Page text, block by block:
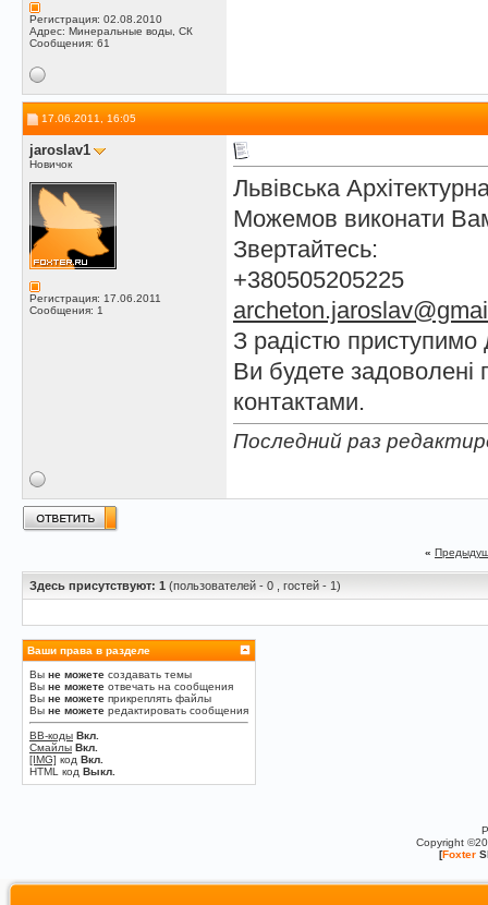
Регистрация: 02.08.2010
Адрес: Минеральные воды, СК
Сообщения: 61
17.06.2011, 16:05
jaroslav1
Новичок
Регистрация: 17.06.2011
Сообщения: 1
Львівська
Можемов виконати
Звертайтесь:
+380505205225
З радістю
Ви будете задоволені
контактами.
Последний раз
«
Здесь присутствуют: 1 (пользователей - 0 , гостей - 1)
Ваши права в разделе
Вы не можете создавать темы
Вы не можете отвечать на сообщения
Вы не можете прикреплять файлы
Вы не можете редактировать сообщения
BB-коды Вкл.
Смайлы Вкл.
[IMG] код Вкл.
HTML код Выкл.
Copyright
[Foxter